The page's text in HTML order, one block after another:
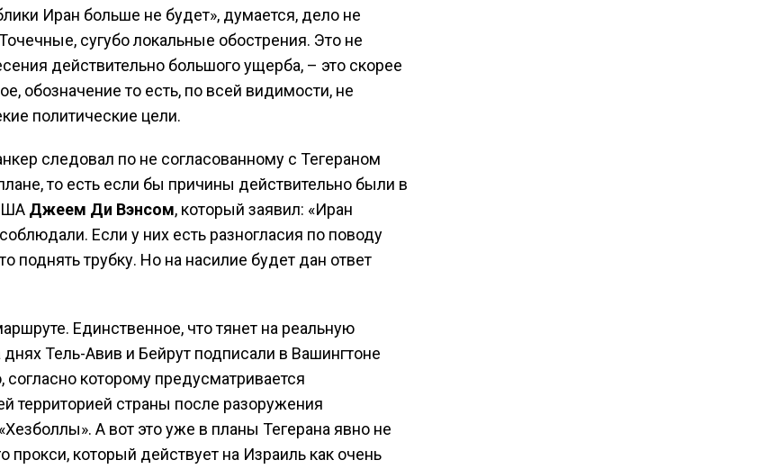
Иран больше не будет», думается, дело не
сугубо локальные обострения. Это не
действительно большого ущерба, – это скорее
обозначение то есть, по всей видимости, не
политические цели.
следовал по не согласованному с Тегераном
то есть если бы причины действительно были в
Джеем Ди Вэнсом, который заявил: «Иран
Если у них есть разногласия по поводу
поднять трубку. Но на насилие будет дан ответ
Единственное, что тянет на реальную
Тель-Авив и Бейрут подписали в Вашингтоне
которому предусматривается
территорией страны после разоружения
А вот это уже в планы Тегерана явно не
прокси, который действует на Израиль как очень